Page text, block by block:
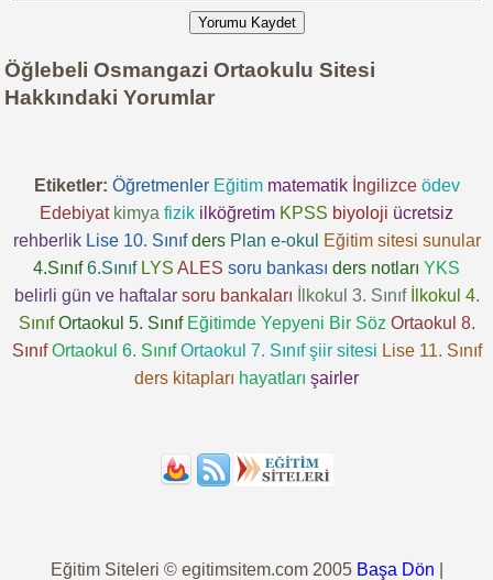
Yorumu Kaydet
Öğlebeli Osmangazi Ortaokulu Sitesi
Hakkındaki Yorumlar
Etiketler: Öğretmenler Eğitim matematik İngilizce ödev
Edebiyat kimya fizik ilköğretim KPSS biyoloji ücretsiz
rehberlik Lise 10. Sınıf ders Plan e-okul Eğitim sitesi sunular
4.Sınıf 6.Sınıf LYS ALES soru bankası ders notları YKS
belirli gün ve haftalar soru bankaları İlkokul 3. Sınıf
İlkokul 4.
Sınıf Ortaokul 5. Sınıf Eğitimde Yepyeni Bir Söz Ortaokul 8.
Sınıf Ortaokul 6. Sınıf Ortaokul 7. Sınıf şiir sitesi Lise 11. Sınıf
ders kitapları hayatları şairler
Eğitim Siteleri © egitimsitem.com 2005 Başa Dön